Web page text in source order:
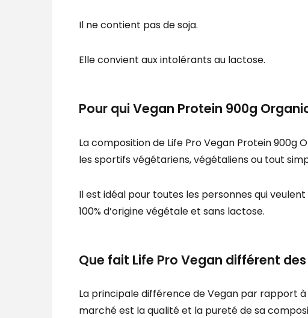
Il ne contient pas de soja.
Elle convient aux intolérants au lactose.
Pour qui Vegan Protein 900g
La composition de Life Pro Vegan Protein 900g
les sportifs végétariens, végétaliens ou tout
Il est idéal pour toutes les personnes qui
100% d’origine végétale et sans lactose.
Que fait Life Pro Vegan différent
La principale différence de Vegan par rapport
marché est la qualité et la pureté de sa